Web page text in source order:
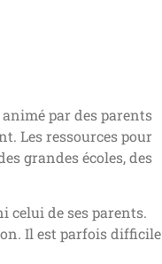
par des parents
Les ressources pour
grandes écoles, des
celui de ses parents.
Il est parfois difficile